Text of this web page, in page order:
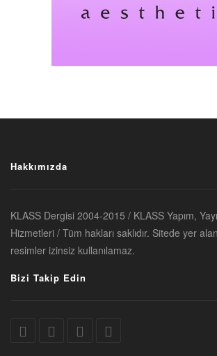
Hakkımızda
KLASS Dergisi 2004-2015 / KLASS Yapım,
Hizmetleri / Tüm hakları saklıdır. Sitede yer
resimler izinsiz kullanılamaz.
Bizi Takip Edin